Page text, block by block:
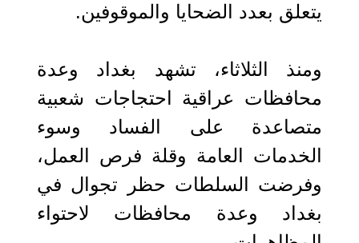
يتعلق بعدد الضحايا والموقوفين.
ومنذ الثلاثاء، تشهد بغداد وعدة
محافظات عراقية احتجاجات شعبية
متصاعدة على الفساد وسوء
الخدمات العامة وقلة فرص العمل،
وفرضت السلطات حظر تجوال في
بغداد وعدة محافظات لاحتواء